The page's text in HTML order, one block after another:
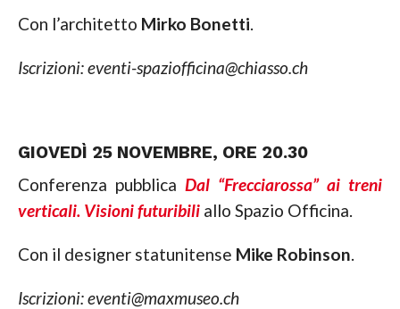
Con l’architetto Mirko Bonetti.
Iscrizioni: eventi-spaziofficina@chiasso.ch
GIOVEDÌ 25 NOVEMBRE, ORE 20.30
Conferenza pubblica Dal “Frecciarossa” ai treni
verticali. Visioni futuribiliallo Spazio Officina.
Con il designer statunitense Mike Robinson.
Iscrizioni: eventi@maxmuseo.ch